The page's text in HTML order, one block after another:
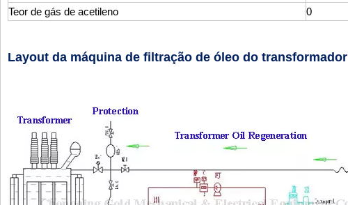
Teor de gás de acetileno
0
Layout da máquina de filtração de óleo do transformador